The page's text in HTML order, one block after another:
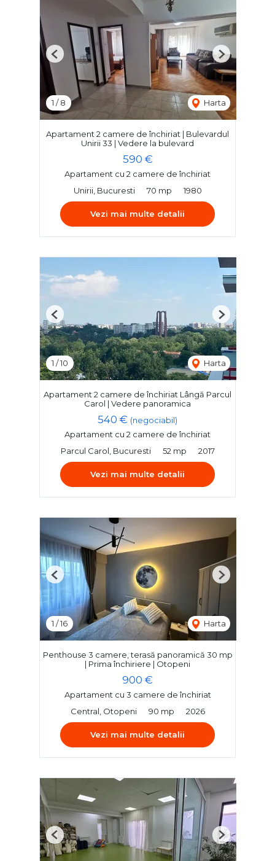
1 /8 Harta
Previous Next
Apartament 2 camere de închiriat | Bulevardul
Unirii 33 | Vedere la bulevard
590 €
Apartament cu 2 camere de închiriat
Unirii, Bucuresti
70 mp 1980
Vezi mai multe detalii
1 /10 Harta
Previous Next
Apartament 2 camere de închiriat Lângă Parcul
Carol | Vedere panoramica
540 € (negociabil)
Apartament cu 2 camere de închiriat
Parcul Carol, Bucuresti
52 mp 2017
Vezi mai multe detalii
1 /16 Harta
Previous Next
Penthouse 3 camere, terasă panoramică 30 mp
| Prima închiriere | Otopeni
900 €
Apartament cu 3 camere de închiriat
Central, Otopeni
90 mp 2026
Vezi mai multe detalii
Previous Next